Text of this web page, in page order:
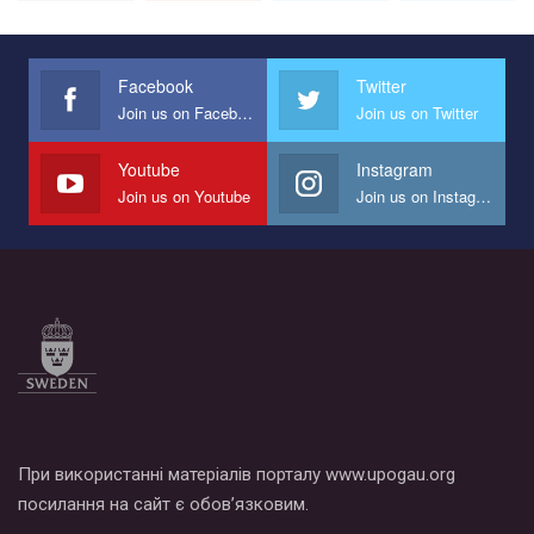
Facebook
Join us on Facebook
Twitter
Join us on Twitter
Youtube
Join us on Youtube
Instagram
Join us on Instagram
При використанні матеріалів порталу www.upogau.org
посилання на сайт є обов’язковим.